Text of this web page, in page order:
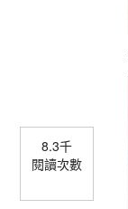
8.3千
閱讀次數